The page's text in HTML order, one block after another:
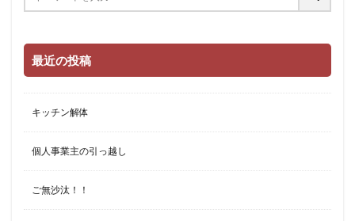
最近の投稿
キッチン解体
個人事業主の引っ越し
ご無沙汰！！